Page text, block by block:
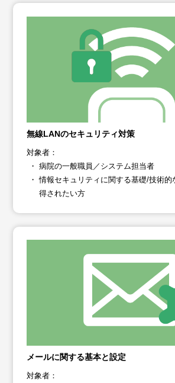
無線LANのセキュリティ対策
対象者：
病院の一般職員／システム担当者
情報セキュリティに関する基礎/技術的
得されたい方
メールに関する基本と設定
対象者：